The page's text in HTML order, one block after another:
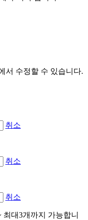
서 수정할 수 있습니다.
취소
취소
취소
대3개까지 가능합니